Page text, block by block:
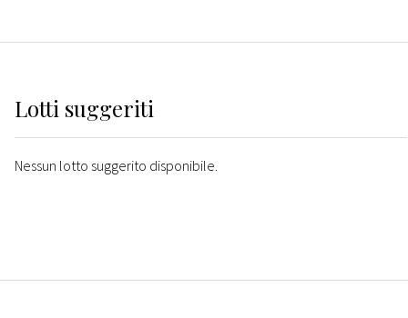
Lotti suggeriti
Nessun lotto suggerito disponibile.